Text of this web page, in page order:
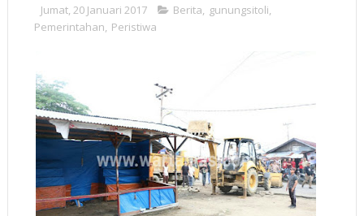
Jumat, 20 Januari 2017 Berita, gunungsitoli,
Pemerintahan, Peristiwa